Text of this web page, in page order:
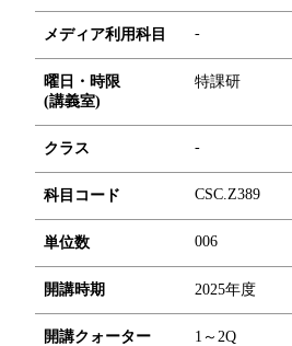
メディア利用科目 -
曜日・時限
(講義室)
特課研
クラス -
科目コード CSC.Z389
単位数 006
開講時期 2025年度
開講クォーター 1～2Q